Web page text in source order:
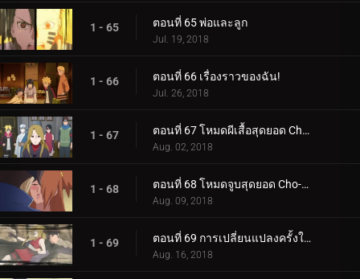
1 - 65 ตอนที่ 65 พ่อและลูก
Jul. 19, 2018
1 - 66 ตอนที่ 66 เรื่องราวของฉัน!
Jul. 26, 2018
1 - 67 ตอนที่ 67 โหมดผีเสื้อสุดยอด Cho-Cho!
Aug. 02, 2018
1 - 68 ตอนที่ 68 โหมดจูบสุดยอด Cho-Cho!
Aug. 09, 2018
1 - 69 ตอนที่ 69 การเปลี่ยนแปลงครั้งใหญ่ของความรัก Cho-Cho!
Aug. 16, 2018